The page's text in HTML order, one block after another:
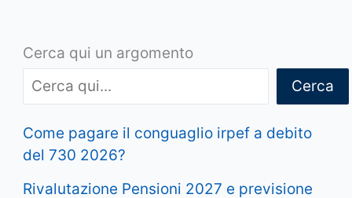
Cerca qui un argomento
Cerca
Come pagare il conguaglio irpef a debito
del 730 2026?
Rivalutazione Pensioni 2027 e previsione